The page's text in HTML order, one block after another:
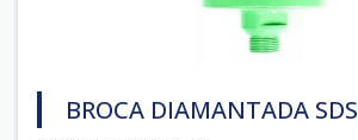
BROCA DIAMANTADA SDS